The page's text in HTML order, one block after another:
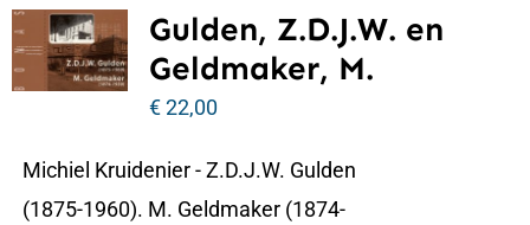
Gulden, Z.D.J.W. en
Geldmaker, M.
€22,00
Michiel Kruidenier - Z.D.J.W. Gulden
(1875-1960). M. Geldmaker (1874-